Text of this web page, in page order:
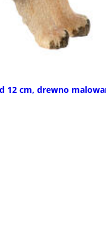
12 cm, drewno